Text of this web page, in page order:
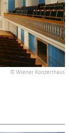
© Wiener Konzerthaus